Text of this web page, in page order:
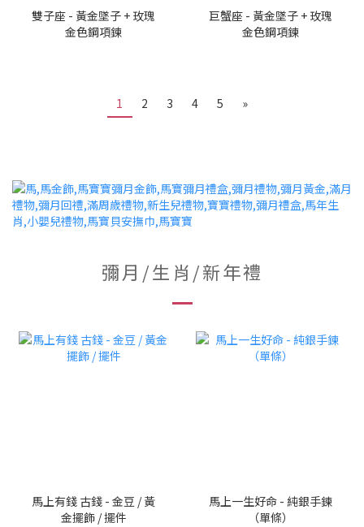
雙子座 - 黃金墜子 + 玫瑰
金色鋼項鍊
巨蟹座 - 黃金墜子 + 玫瑰
金色鋼項鍊
1 2 3 4 5 »
彌月/生肖/新年禮
馬上有錢 古錢 - 金豆 / 黃
金擺飾 / 擺件
馬上一生好命 - 純銀手鍊
（單條）